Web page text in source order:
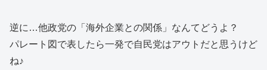
逆に…他政党の「海外企業との関係」なんてどうよ？
パレート図で表したら一発で自民党はアウトだと思うけど
ね♪